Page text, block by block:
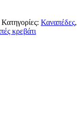
Κατηγορίες: Καναπέδες,
κρεβάτι